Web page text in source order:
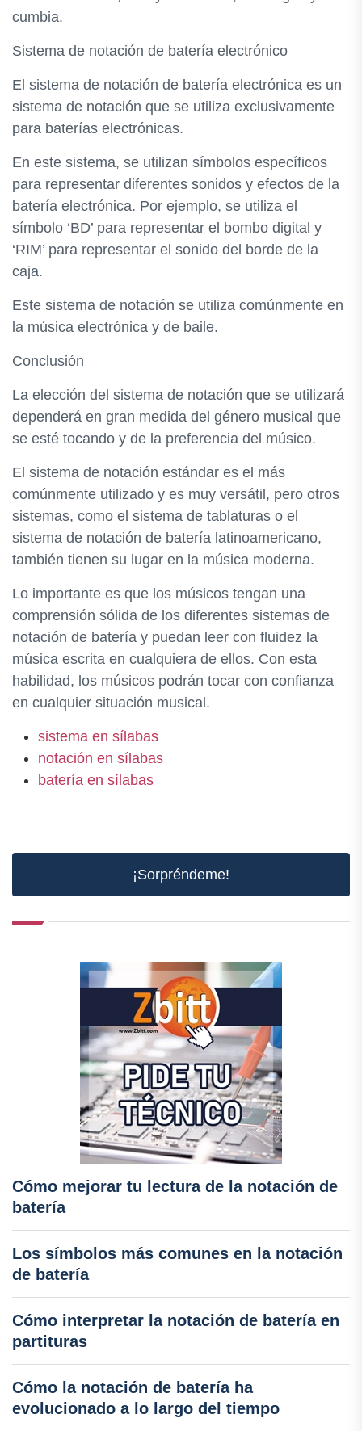
cumbia.
Sistema de notación de batería electrónico
El sistema de notación de batería electrónica es un
sistema de notación que se utiliza exclusivamente
para baterías electrónicas.
En este sistema, se utilizan símbolos específicos
para representar diferentes sonidos y efectos de la
batería electrónica. Por ejemplo, se utiliza el
símbolo ‘BD’ para representar el bombo digital y
‘RIM’ para representar el sonido del borde de la
caja.
Este sistema de notación se utiliza comúnmente en
la música electrónica y de baile.
Conclusión
La elección del sistema de notación que se utilizará
dependerá en gran medida del género musical que
se esté tocando y de la preferencia del músico.
El sistema de notación estándar es el más
comúnmente utilizado y es muy versátil, pero otros
sistemas, como el sistema de tablaturas o el
sistema de notación de batería latinoamericano,
también tienen su lugar en la música moderna.
Lo importante es que los músicos tengan una
comprensión sólida de los diferentes sistemas de
notación de batería y puedan leer con fluidez la
música escrita en cualquiera de ellos. Con esta
habilidad, los músicos podrán tocar con confianza
en cualquier situación musical.
sistema en sílabas
notación en sílabas
batería en sílabas
¡Sorpréndeme!
Cómo mejorar tu lectura de la notación de
batería
Los símbolos más comunes en la notación
de batería
Cómo interpretar la notación de batería en
partituras
Cómo la notación de batería ha
evolucionado a lo largo del tiempo